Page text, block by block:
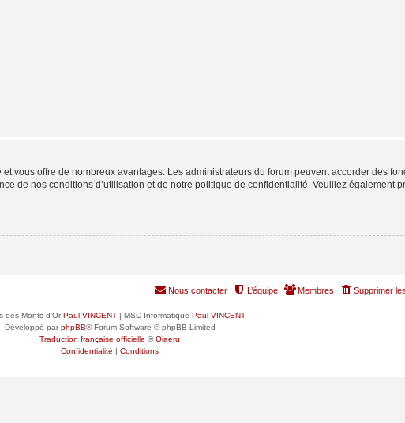
vous offre de nombreux avantages. Les administrateurs du forum peuvent accorder des
de nos conditions d’utilisation et de notre politique de confidentialité. Veuillez également
Supprimer
Membres
L’équipe
Nous contacter
des Monts d'OrPaul VINCENT| MSC Informatique Paul VINCENT
Développé parphpBB® Forum Software © phpBB Limited
Traduction française officielle ©Qiaeru
Confidentialité | Conditions